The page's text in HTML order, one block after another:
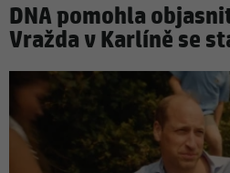
DNA pomohla
Vražda v Karlíně se